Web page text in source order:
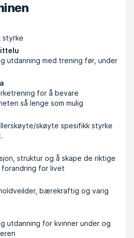
styrke
utdanning med trening før, under
for å bevare
så lenge som mulig
skøyte spesifikk styrke
struktur og å skape de riktige
for livet
bærekraftig og varig
utdanning for kvinner under og